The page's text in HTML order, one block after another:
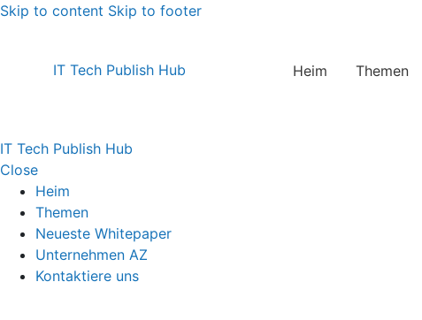
Skip to content Skip to footer
IT Tech Publish Hub Heim Themen
IT Tech Publish Hub
Close
Heim
Themen
Neueste Whitepaper
Unternehmen AZ
Kontaktiere uns